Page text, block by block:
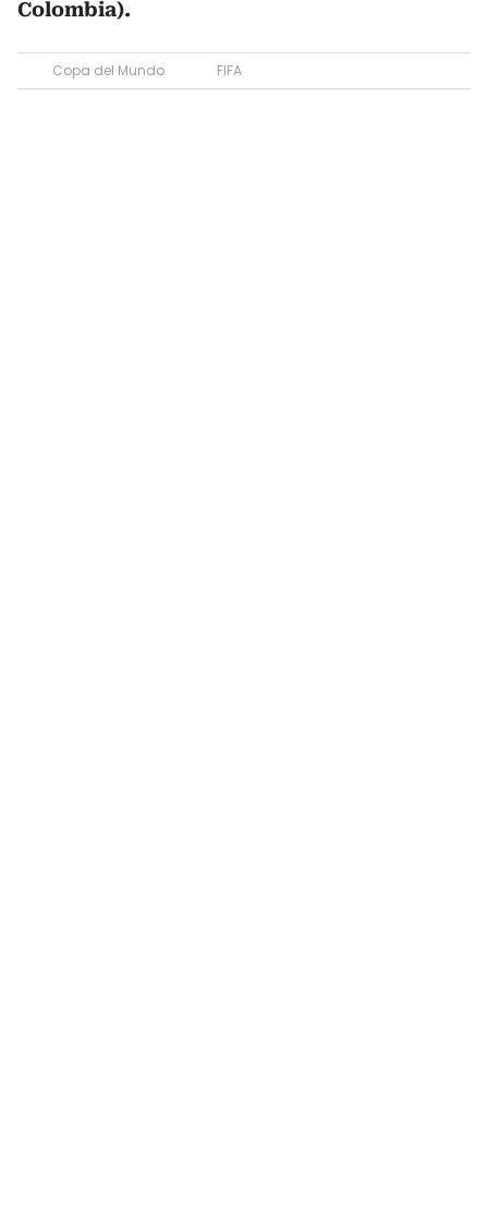
Colombia).
Copa del Mundo FIFA